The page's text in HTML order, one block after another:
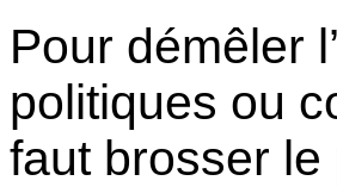
Pour démêler
politiques ou
faut brosser